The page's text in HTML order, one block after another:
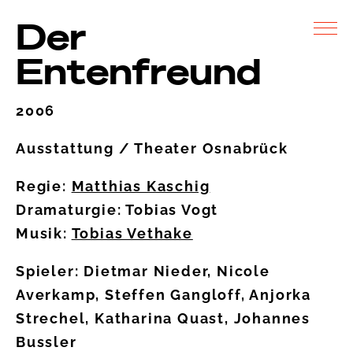
Der
Entenfreund
2006
Ausstattung / Theater Osnabrück
Regie: Matthias Kaschig
Dramaturgie: Tobias Vogt
Musik: Tobias Vethake
Spieler: Dietmar Nieder, Nicole
Averkamp, Steffen Gangloff, Anjorka
Strechel, Katharina Quast, Johannes
Bussler